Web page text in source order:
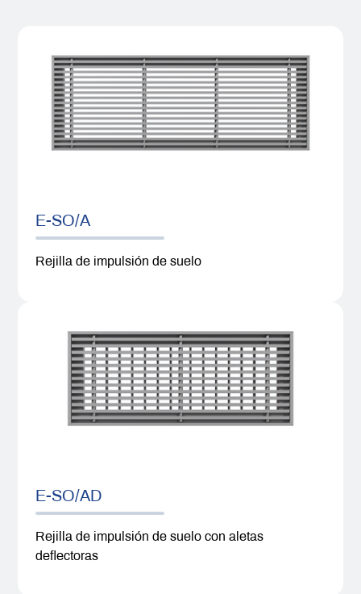
E-SO/A
Rejilla de impulsión de suelo
E-SO/AD
Rejilla de impulsión de suelo con aletas
deflectoras